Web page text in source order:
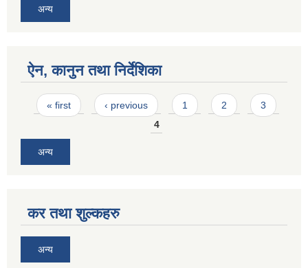
अन्य
ऐन, कानुन तथा निर्देशिका
Pages
« first ‹ previous 1 2
3
4
अन्य
कर तथा शुल्कहरु
अन्य